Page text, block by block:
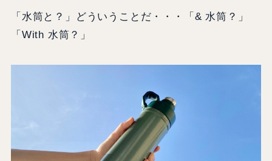
「水筒と？」どういうことだ・・・「& 水筒？」
「With 水筒？」